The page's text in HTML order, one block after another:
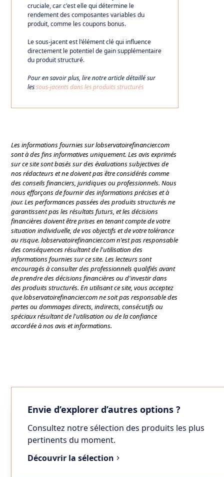
cruciale, car c'est elle qui détermine le
rendement des composantes variables du
produit, comme les coupons bonus.
Le sous-jacent est l'élément clé qui influence
directement le potentiel de gain supplémentaire
du produit structuré.
Pour en savoir plus, lire notre article détaillé sur
lessous-jacents dans les produits structurés
Les informations fournies sur lobservatoirefinancier.com
sont à des fins informatives uniquement. Les avis exprimés
sur ce site sont basés sur des évaluations subjectives de
nos rédacteurs et ne doivent pas être considérés comme
des conseils financiers, juridiques ou professionnels. Nous
nous efforçons de fournir des informations précises et à
jour. Les performances passées des produits structurés ne
garantissent pas les résultats futurs, et les décisions
financières doivent être prises en tenant compte de votre
situation individuelle, de vos objectifs et de votre tolérance
au risque. lobservatoirefinancier.com n'est pas responsable
des conséquences résultant de l'utilisation des
informations fournies sur ce site. Les lecteurs sont
encouragés à consulter des professionnels qualifiés avant
de prendre des décisions financières ou d'investir dans
des produits structurés. En utilisant ce site, vous acceptez
que lobservatoirefinancier.com ne soit pas responsable des
pertes ou dommages directs, indirects, consécutifs ou
spéciaux résultant de l'utilisation ou de la confiance
accordée à nos avis et informations.
Envie d’explorer d’autres options ?
Consultez notre sélection des produits les plus
pertinents du moment.
Découvrir la sélection